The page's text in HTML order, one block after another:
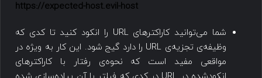
https://expected-host.evil-host
شما می‌توانید کاراکترهای URL را انکود کنید تا کدی که
وظیفه‌ی تجزیه‌ی URL را دارد گیج شود. این کار به ویژه در
مواقعی مفید است که نحوه‌ی رفتار با کاراکترهای